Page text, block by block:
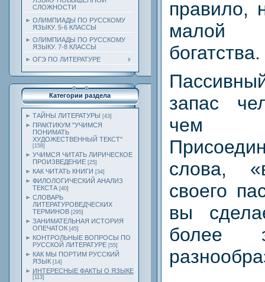
СЛОЖНОСТИ
ОЛИМПИАДЫ ПО РУССКОМУ
ЯЗЫКУ. 5-6 КЛАССЫ
ОЛИМПИАДЫ ПО РУССКОМУ
ЯЗЫКУ. 7-8 КЛАССЫ
ОГЭ ПО ЛИТЕРАТУРЕ
Категории раздела
ТАЙНЫ ЛИТЕРАТУРЫ [43]
ПРАКТИКУМ "УЧИМСЯ
ПОНИМАТЬ
ХУДОЖЕСТВЕННЫЙ ТЕКСТ"
[158]
УЧИМСЯ ЧИТАТЬ ЛИРИЧЕСКОЕ
ПРОИЗВЕДЕНИЕ [25]
КАК ЧИТАТЬ КНИГИ [34]
ФИЛОЛОГИЧЕСКИЙ АНАЛИЗ
ТЕКСТА [40]
СЛОВАРЬ
ЛИТЕРАТУРОВЕДЧЕСКИХ
ТЕРМИНОВ [295]
ЗАНИМАТЕЛЬНАЯ ИСТОРИЯ
ОПЕЧАТОК [45]
КОНТРОЛЬНЫЕ ВОПРОСЫ ПО
РУССКОЙ ЛИТЕРАТУРЕ [55]
КАК МЫ ПОРТИМ РУССКИЙ
ЯЗЫК [14]
ИНТЕРЕСНЫЕ ФАКТЫ О ЯЗЫКЕ
[113]
правило,
малой
богатства.
запас
чем
слова,
своего
вы
более